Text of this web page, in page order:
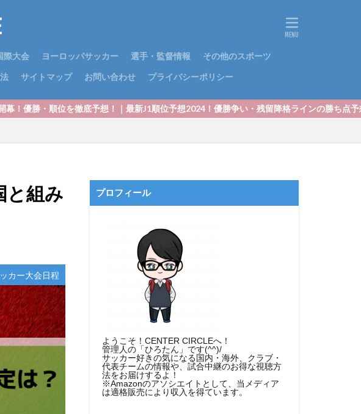
際大会 ヨーロッパサッカー 選手・監督情報
その他のスポーツ
サイトマップ お問い合わせ プライバシーポリシー
底予想！｜最新J1順位予想2024！優勝争い・残留降格ラインの勝ち点予想はこちら！
と組み
カー大会日程
プロフィール
ようこそ！CENTER CIRCLEへ！
管理人の「ひろたん」です(^^)/
サッカー好きの気になる国内・海外、クラブ・
代表チームの情報や、試合中継のお得な視聴方
法をお届けするよ！
※Amazonのアソシエイトとして、当メディア
は適格販売により収入を得ています。